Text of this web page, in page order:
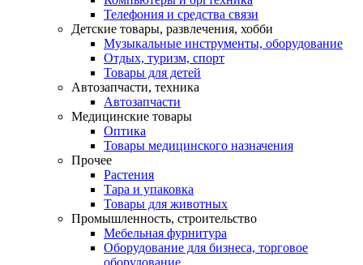
Телефония и средства связи
Детские товары, развлечения, хобби
Музыкальные инструменты, оборудование
Отдых, туризм, спорт
Товары для детей
Автозапчасти, техника
Автозапчасти
Медицинские товары
Оптика
Товары медицинского назначения
Прочее
Растения
Тара и упаковка
Товары для животных
Промышленность, строительство
Мебельная фурнитура
Оборудование для бизнеса, торговое
оборудование